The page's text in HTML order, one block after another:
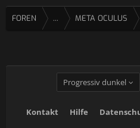
FOREN ... META OCULUS
Progressiv dunkel
Kontakt Hilfe